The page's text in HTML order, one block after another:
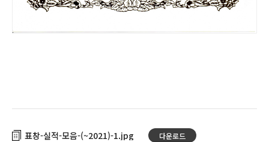
표창-실적-모음-(~2021)-1 다운로드